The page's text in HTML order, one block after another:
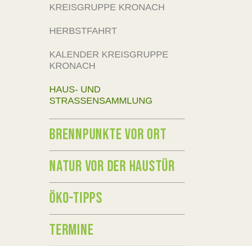
KREISGRUPPE KRONACH
HERBSTFAHRT
KALENDER KREISGRUPPE
KRONACH
HAUS- UND
STRASSENSAMMLUNG
BRENNPUNKTE VOR ORT
NATUR VOR DER HAUSTÜR
ÖKO-TIPPS
TERMINE